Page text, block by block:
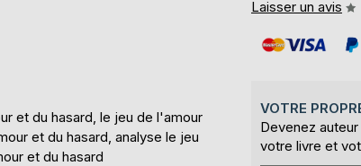
et du hasard, le jeu de l'amour
et du hasard, analyse le jeu
et du hasard
Laisser un avis
VOTRE
Devenez
votre livre et